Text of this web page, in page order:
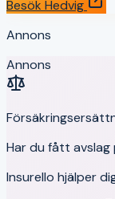
Besök Hedvig
Annons
Annons
Har du fått avslag
Insurello hjälper